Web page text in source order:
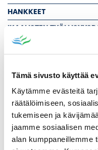
Tämä sivusto käyttää
Käytämme evästeitä
räätälöimiseen,
tukemiseen ja
jaamme sosiaalisen
alan kumppaneillemme
HANKKEET
IKAALISTEN
MAASEUTUPALVELUT
TORIPAIKAT
Tulosta